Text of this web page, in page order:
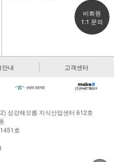
비회원
1:1 문의
안내 고객센터
성강해오름 지식산업센터 612호
호